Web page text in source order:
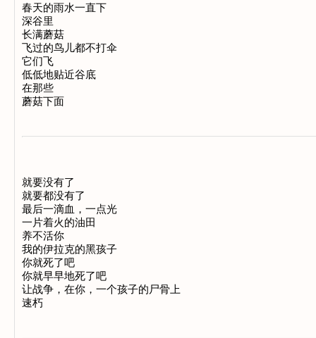
春天的雨水一直下
深谷里
长满蘑菇
飞过的鸟儿都不打伞
它们飞
低低地贴近谷底
在那些
就要没有了
就要都没有了
最后一滴血，一点光
一片着火的油田
养不活你
我的伊拉克的黑孩子
你就死了吧
你就早早地死了吧
让战争，在你，一个孩子的尸骨上